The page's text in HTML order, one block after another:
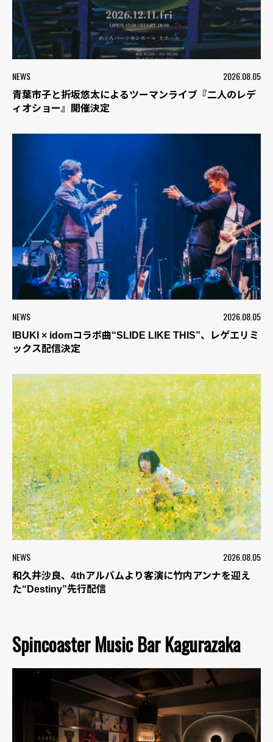
NEWS 2026.08.05
青葉市子と折坂悠太によるツーマンライブ『二人のレデ
ィオショー』開催決定
NEWS 2026.08.05
IBUKI × idomコラボ曲“SLIDE LIKE THIS”、レゲエリミ
ックス配信決定
NEWS 2026.08.05
和久井沙良、4thアルバムより客演に竹内アンナを迎え
た“Destiny”先行配信
Spincoaster Music Bar Kagurazaka